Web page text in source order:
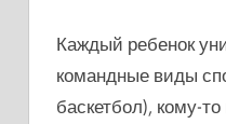
Каждый ребенок
командные виды
баскетбол), кому-